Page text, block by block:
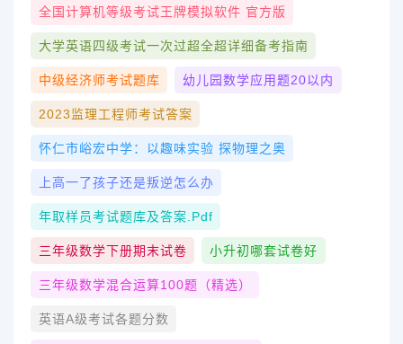
全国计算机等级考试王牌模拟软件 官方版
大学英语四级考试一次过超全超详细备考指南
中级经济师考试题库 幼儿园数学应用题20以内
2023监理工程师考试答案
怀仁市峪宏中学：以趣味实验 探物理之奥
上高一了孩子还是叛逆怎么办
年取样员考试题库及答案.pdf
三年级数学下册期末试卷 小升初哪套试卷好
三年级数学混合运算100题（精选）
英语a级考试各题分数